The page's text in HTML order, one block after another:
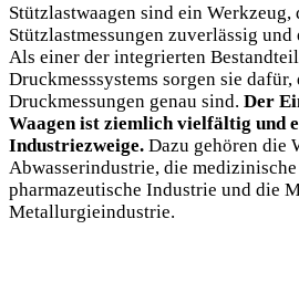
Stützlastwaagen sind ein Werkzeug,
Stützlastmessungen zuverlässig
Als einer der integrierten
Druckmesssystems sorgen sie
Druckmessungen genau sind. Der
Waagen ist ziemlich vielfältig und
Industriezweige. Dazu gehören die
Abwasserindustrie, die
pharmazeutische Industrie und die
Metallurgieindustrie.